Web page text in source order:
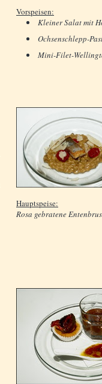
Vorspeisen:
Kleiner Salat mit
Ochsenschlepp-
Mini-Filet-
Hauptspeise:
Rosa gebratene